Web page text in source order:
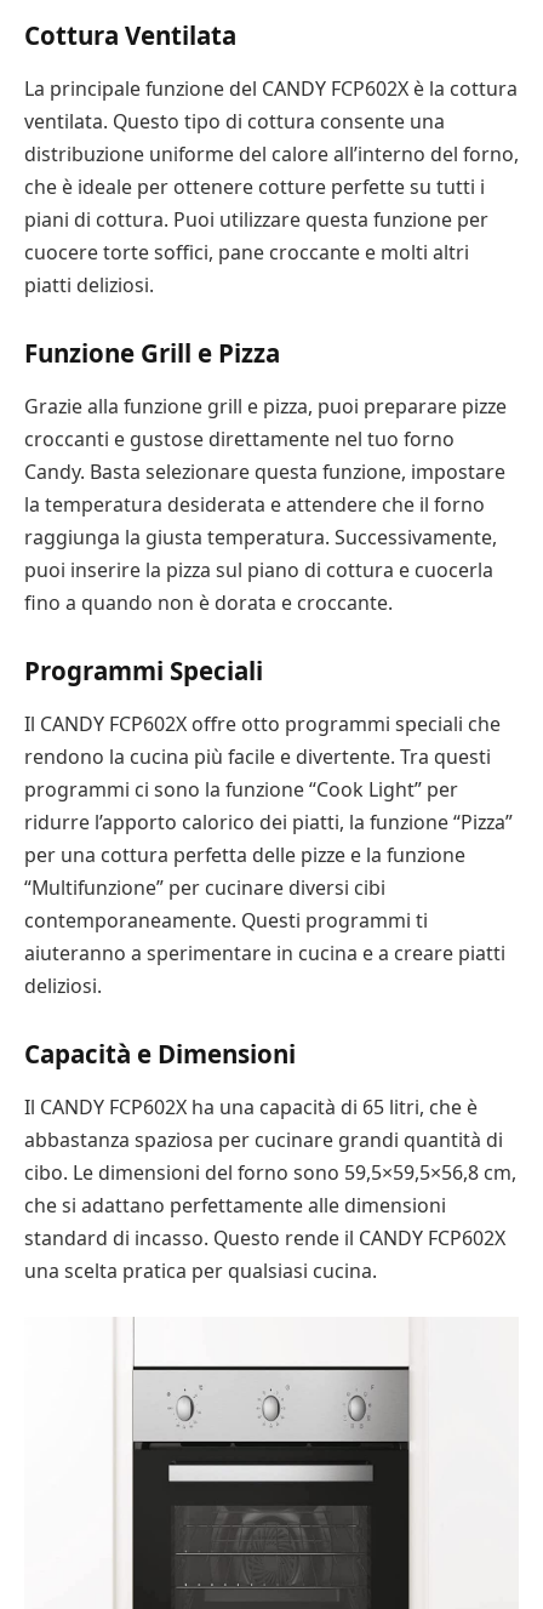
Cottura Ventilata
La principale funzione del CANDY FCP602X è la cottura
ventilata. Questo tipo di cottura consente una
distribuzione uniforme del calore all’interno del forno,
che è ideale per ottenere cotture perfette su tutti i
piani di cottura. Puoi utilizzare questa funzione per
cuocere torte soffici, pane croccante e molti altri
piatti deliziosi.
Funzione Grill e Pizza
Grazie alla funzione grill e pizza, puoi preparare pizze
croccanti e gustose direttamente nel tuo forno
Candy. Basta selezionare questa funzione, impostare
la temperatura desiderata e attendere che il forno
raggiunga la giusta temperatura. Successivamente,
puoi inserire la pizza sul piano di cottura e cuocerla
fino a quando non è dorata e croccante.
Programmi Speciali
Il CANDY FCP602X offre otto programmi speciali che
rendono la cucina più facile e divertente. Tra questi
programmi ci sono la funzione “Cook Light” per
ridurre l’apporto calorico dei piatti, la funzione “Pizza”
per una cottura perfetta delle pizze e la funzione
“Multifunzione” per cucinare diversi cibi
contemporaneamente. Questi programmi ti
aiuteranno a sperimentare in cucina e a creare piatti
deliziosi.
Capacità e Dimensioni
Il CANDY FCP602X ha una capacità di 65 litri, che è
abbastanza spaziosa per cucinare grandi quantità di
cibo. Le dimensioni del forno sono 59,5×59,5×56,8 cm,
che si adattano perfettamente alle dimensioni
standard di incasso. Questo rende il CANDY FCP602X
una scelta pratica per qualsiasi cucina.